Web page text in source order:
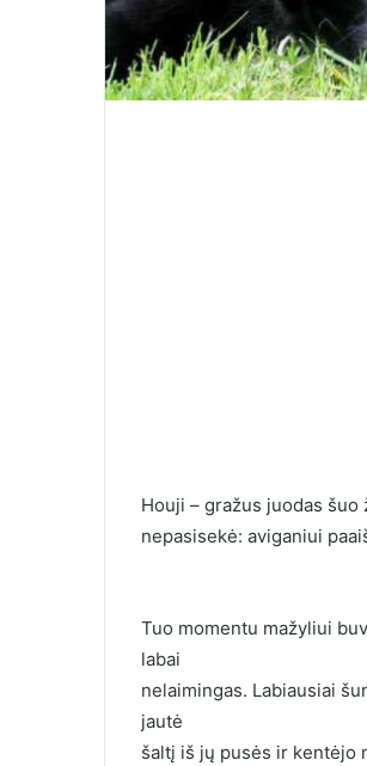
Houji – gražus juodas
nepasisekė: aviganiui
Tuo momentu mažyliui
labai
nelaimingas. Labiausiai
jautė
šaltį iš jų pusės ir kentėjo